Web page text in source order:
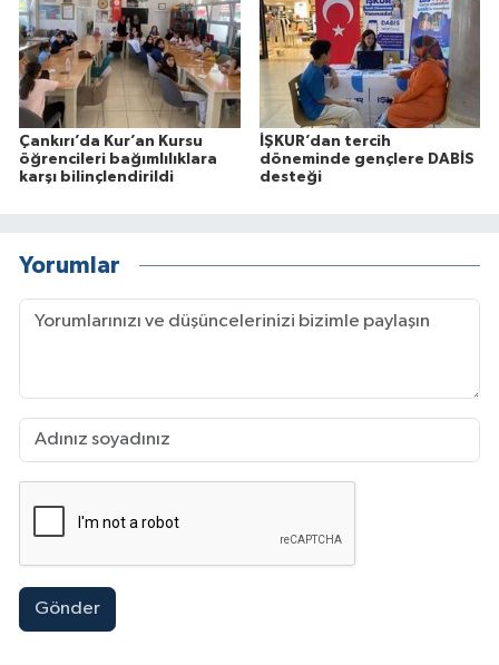
Çankırı’da Kur’an Kursu
öğrencileri bağımlılıklara
karşı bilinçlendirildi
İŞKUR’dan tercih
döneminde gençlere DABİS
desteği
Yorumlar
Gönder